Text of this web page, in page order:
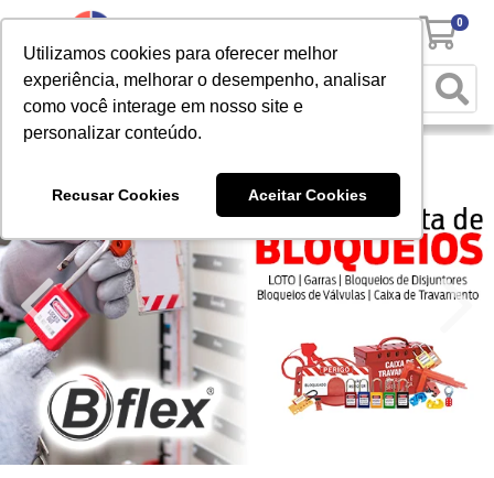
Utilizamos cookies para oferecer melhor
experiência, melhorar o desempenho, analisar
como você interage em nosso site e
personalizar conteúdo.
Recusar Cookies Aceitar Cookies
0